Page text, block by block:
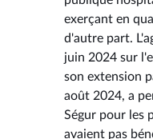
exerçant en
d'autre part.
juin 2024 sur
son extension
août 2024, a
Ségur pour les
avaient pas